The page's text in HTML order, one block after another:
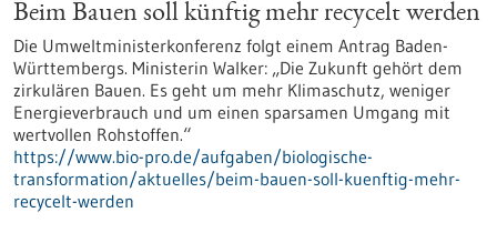
Beim Bauen soll künftig mehr recycelt werden
Die Umweltministerkonferenz folgt einem Antrag Baden-
Württembergs. Ministerin Walker: „Die Zukunft gehört dem
zirkulären Bauen. Es geht um mehr Klimaschutz, weniger
Energieverbrauch und um einen sparsamen Umgang mit
wertvollen Rohstoffen.“
https://www.bio-pro.de/aufgaben/biologische-
transformation/aktuelles/beim-bauen-soll-kuenftig-mehr-
recycelt-werden